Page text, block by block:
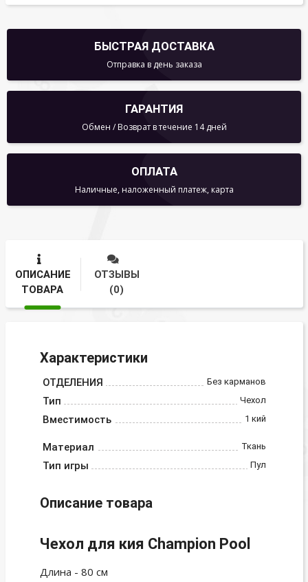
БЫСТРАЯ ДОСТАВКА
Отправка в день заказа
ГАРАНТИЯ
Обмен / Возврат в течение 14 дней
ОПЛАТА
Наличные, наложенный платеж, карта
ОПИСАНИЕ
ТОВАРА
ОТЗЫВЫ
(0)
Характеристики
ОТДЕЛЕНИЯ Без карманов
Тип Чехол
Вместимость 1 кий
Материал Ткань
Тип игры Пул
Описание товара
Чехол для кия Champion Pool
Длина - 80 см